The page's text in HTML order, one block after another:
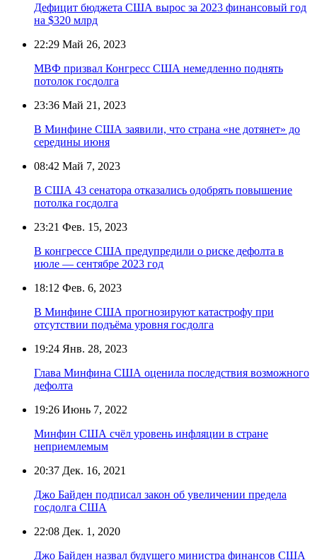
Дефицит бюджета США вырос за 2023 финансовый год
на $320 млрд
22:29 Май 26, 2023
МВФ призвал Конгресс США немедленно поднять
потолок госдолга
23:36 Май 21, 2023
В Минфине США заявили, что страна «не дотянет» до
середины июня
08:42 Май 7, 2023
В США 43 сенатора отказались одобрять повышение
потолка госдолга
23:21 Фев. 15, 2023
В конгрессе США предупредили о риске дефолта в
июле — сентябре 2023 год
18:12 Фев. 6, 2023
В Минфине США прогнозируют катастрофу при
отсутствии подъёма уровня госдолга
19:24 Янв. 28, 2023
Глава Минфина США оценила последствия возможного
дефолта
19:26 Июнь 7, 2022
Минфин США счёл уровень инфляции в стране
неприемлемым
20:37 Дек. 16, 2021
Джо Байден подписал закон об увеличении предела
госдолга США
22:08 Дек. 1, 2020
Джо Байден назвал будущего министра финансов США